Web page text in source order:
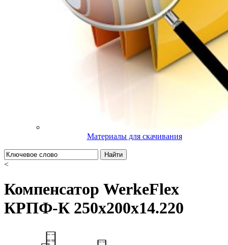
Материалы для скачивания
Найти
<
Компенсатор WerkeFlex
КРПФ-К 250х200х14.220